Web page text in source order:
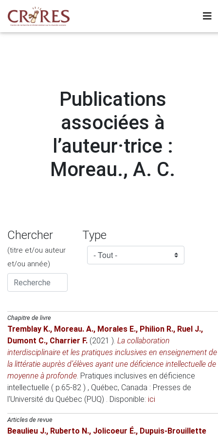
Publications
associées à
l’auteur·trice :
Moreau., A. C.
Chercher
(titre et/ou auteur
et/ou année)
Type
Chapitre de livre
Tremblay K., Moreau. A., Morales E., Philion R., Ruel J.,
Dumont C., Charrier F. (2021 ). La collaboration
interdisciplinaire et les pratiques inclusives en enseignement de
la littératie auprès d’élèves ayant une déficience intellectuelle de
moyenne à profonde. Pratiques inclusives en déficience
intellectuelle ( p.65-82 ) , Québec, Canada : Presses de
l'Université du Québec (PUQ) . Disponible: ici
Articles de revue
Beaulieu J., Ruberto N., Jolicoeur É., Dupuis-Brouillette